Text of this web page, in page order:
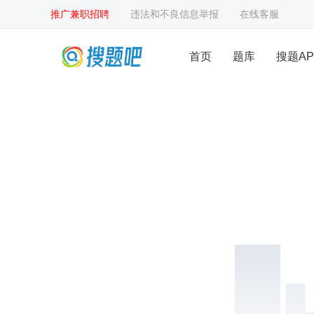
推广兼职招聘 违法和不良信息举报 在线客服
首页 题库 搜题